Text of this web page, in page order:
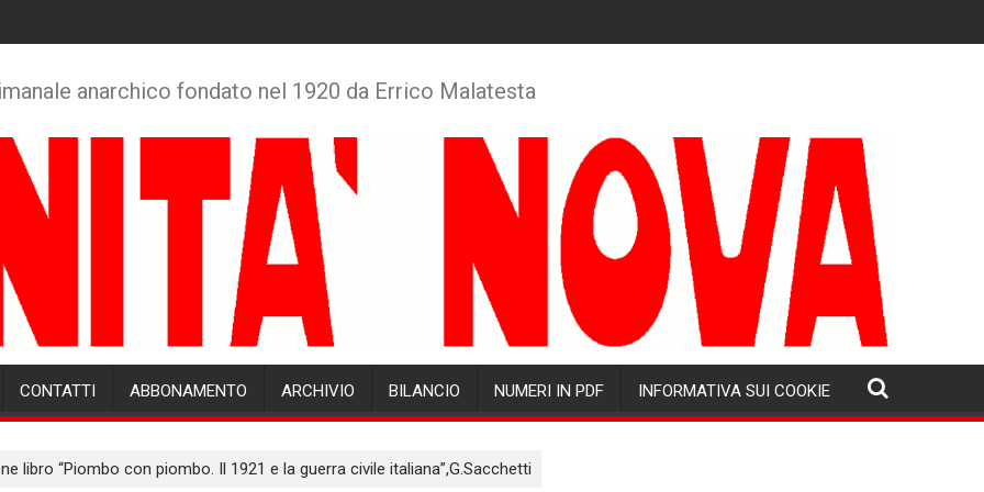
anarchico fondato nel 1920 da Errico Malatesta
CONTATTI ABBONAMENTO ARCHIVIO BILANCIO NUMERI IN PDF INFORMATIVA SUI COOKIE
libro “Piombo con piombo. Il 1921 e la guerra civile italiana”,G.Sacchetti